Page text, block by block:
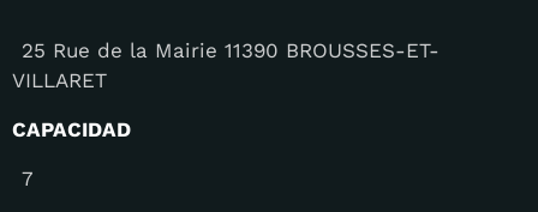
25 Rue de la Mairie 11390 BROUSSES-ET-
VILLARET
CAPACIDAD
7